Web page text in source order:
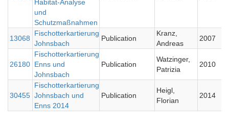
Habitat-Analyse
und
Schutzmaßnahmen
13068
Fischotterkartierung
Johnsbach
Publication
Kranz,
Andreas
2007
26180
Fischotterkartierung
Enns und
Johnsbach
Publication
Watzinger,
Patrizia
2010
30455
Fischotterkartierung
Johnsbach und
Enns 2014
Publication
Heigl,
Florian
2014